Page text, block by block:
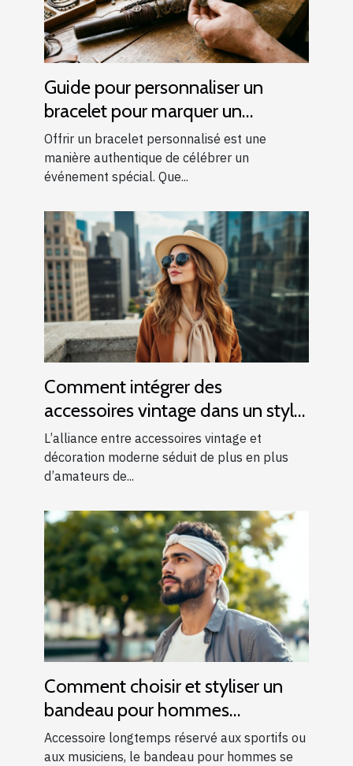
Guide pour personnaliser un
bracelet pour marquer un
événement spécial
Offrir un bracelet personnalisé est une
manière authentique de célébrer un
événement spécial. Que...
Comment intégrer des
accessoires vintage dans un style
moderne ?
L’alliance entre accessoires vintage et
décoration moderne séduit de plus en plus
d’amateurs de...
Comment choisir et styliser un
bandeau pour hommes
modernes ?
Accessoire longtemps réservé aux sportifs ou
aux musiciens, le bandeau pour hommes se